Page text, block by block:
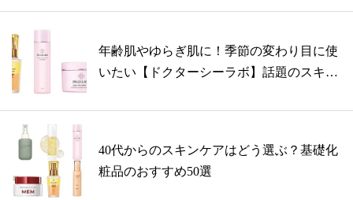
年齢肌やゆらぎ肌に！季節の変わり目に使
いたい【ドクターシーラボ】話題のスキン
40代からのスキンケアはどう選ぶ？基礎化
粧品のおすすめ50選